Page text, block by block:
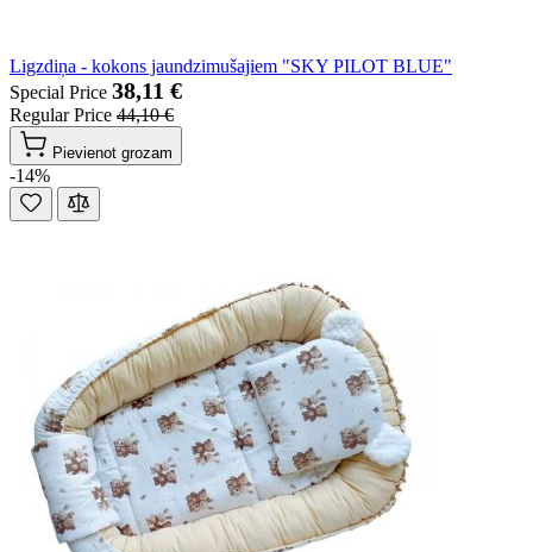
Ligzdiņa - kokons jaundzimušajiem "SKY PILOT BLUE"
Special Price 38,11 €
Regular Price 44,10 €
Pievienot grozam
-14%